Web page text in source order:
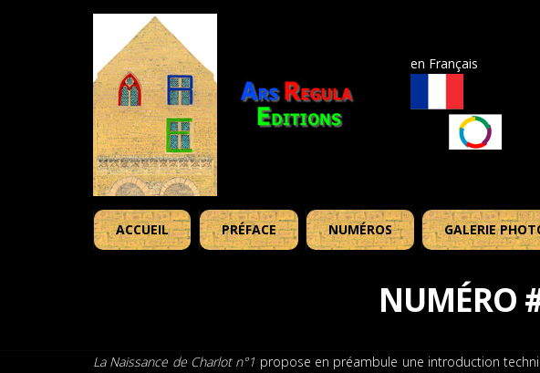
en Français
ACCUEIL PRÉFACE NUMÉROS GALERIE
NUMÉRO
La Naissance de Charlot n°1 propose en préambule une introduction